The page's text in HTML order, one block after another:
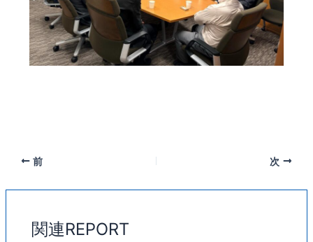
前 次
関連REPORT